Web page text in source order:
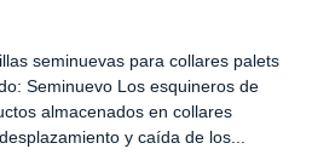
seminuevas para collares palets
Seminuevo Los esquineros de
almacenados en collares
y caída de los...